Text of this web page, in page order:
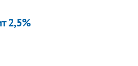
2,5%